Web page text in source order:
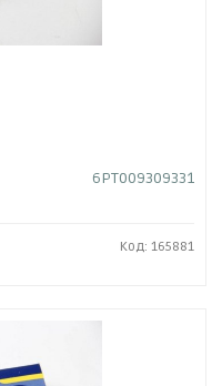
6PT009309331
Код: 165881